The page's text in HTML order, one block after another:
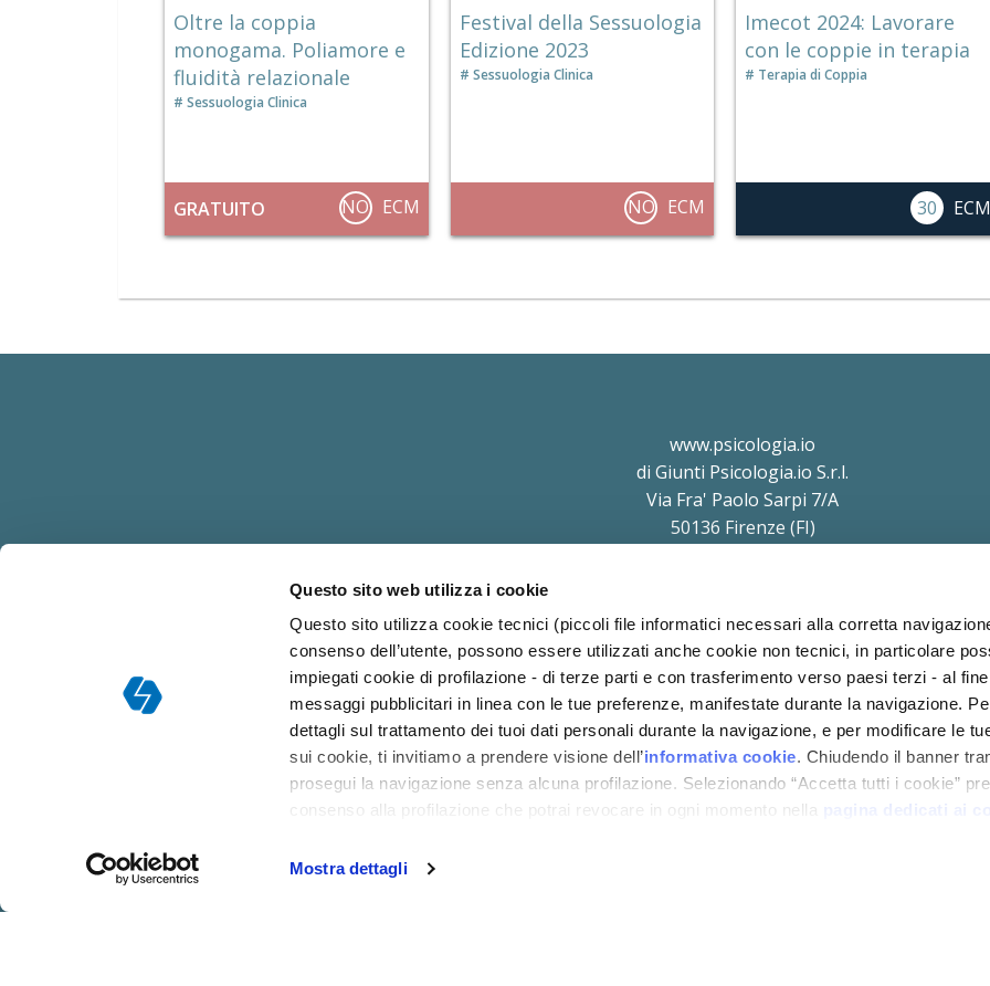
Questo sito web utilizza i cookie
Questo sito utilizza cookie tecnici (piccoli file informatici necessari alla corretta
consenso dell’utente, possono essere utilizzati anche cookie non tecnici, in particolare
impiegati cookie di profilazione - di terze parti e con trasferimento verso paesi terzi - al
messaggi pubblicitari in linea con le tue preferenze, manifestate durante la navigazione.
dettagli sul trattamento dei tuoi dati personali durante la navigazione, e per modificare le
sui cookie, ti invitiamo a prendere visione dell’informativa cookie. Chiudendo il banner
prosegui la navigazione senza alcuna profilazione. Selezionando “Accetta tutti i cookie”
consenso alla profilazione che potrai revocare in ogni momento nella
pagina dedicati ai
Mostra dettagli
Oltre la coppia
monogama. Poliamore e
fluidità relazionale
Sessuologia Clinica
GRATUITO NO ECM
Festival della Sessuologia
Edizione 2023
Sessuologia Clinica
NO ECM
Imecot 2024: Lavorare
con le coppie in terapia
Terapia di Coppia
30 ECM
www.psicologia.io
di Giunti Psicologia.io S.r.l.
Via Fra' Paolo Sarpi 7/A
50136 Firenze (FI)
soggetta a direzione e coordinamento di Holding Daniel S.r.l.
CHI
DOCENTI